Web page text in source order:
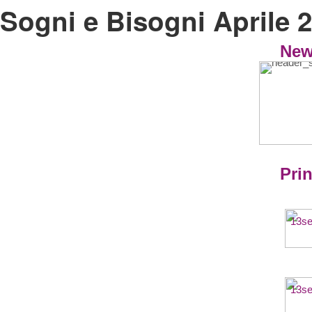
Sogni e Bisogni Aprile